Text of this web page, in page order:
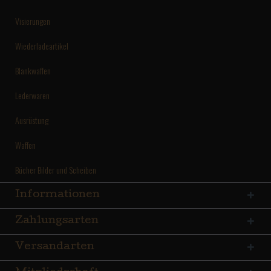
Visierungen
Wiederladeartikel
Blankwaffen
Lederwaren
Ausrüstung
Waffen
Bücher Bilder und Scheiben
Informationen
Zahlungsarten
Versandarten